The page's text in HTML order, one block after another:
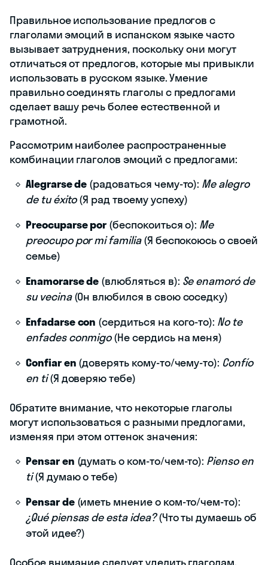
Правильное использование предлогов с
глаголами эмоций в испанском языке часто
вызывает затруднения, поскольку они могут
отличаться от предлогов, которые мы привыкли
использовать в русском языке. Умение
правильно соединять глаголы с предлогами
сделает вашу речь более естественной и
грамотной.
Рассмотрим наиболее распространенные
комбинации глаголов эмоций с предлогами:
Alegrarse de (радоваться чему-то): Me alegro
de tu éxito(Я рад твоему успеху)
Preocuparse por (беспокоиться о): Me
preocupo por mi familia(Я беспокоюсь о своей
семье)
Enamorarse de (влюбляться в): Se enamoró de
su vecina(Он влюбился в свою соседку)
Enfadarse con (сердиться на кого-то): No te
enfades conmigo(Не сердись на меня)
Confiar en (доверять кому-то/чему-то): Confío
en ti(Я доверяю тебе)
Обратите внимание, что некоторые глаголы
могут использоваться с разными предлогами,
изменяя при этом оттенок значения:
Pensar en (думать о ком-то/чем-то): Pienso en
ti(Я думаю о тебе)
Pensar de(иметь мнение о ком-то/чем-то):
¿Qué piensas de esta idea?(Что ты думаешь об
этой идее?)
Особое внимание следует уделить глаголам,